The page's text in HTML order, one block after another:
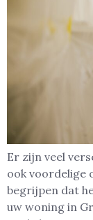
Er zijn veel
ook voordelige
begrijpen dat
uw woning in